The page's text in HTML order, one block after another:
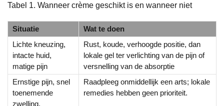
Tabel 1. Wanneer crème geschikt is en wanneer niet
Situatie
Wat te doen
Lichte kneuzing,
intacte huid,
matige pijn
Rust, koude, verhoogde positie, dan
lokale gel ter verlichting van de pijn of
versnelling van de absorptie
Ernstige pijn, snel
toenemende
zwelling,
Raadpleeg onmiddellijk een arts; lokale
remedies hebben geen prioriteit.